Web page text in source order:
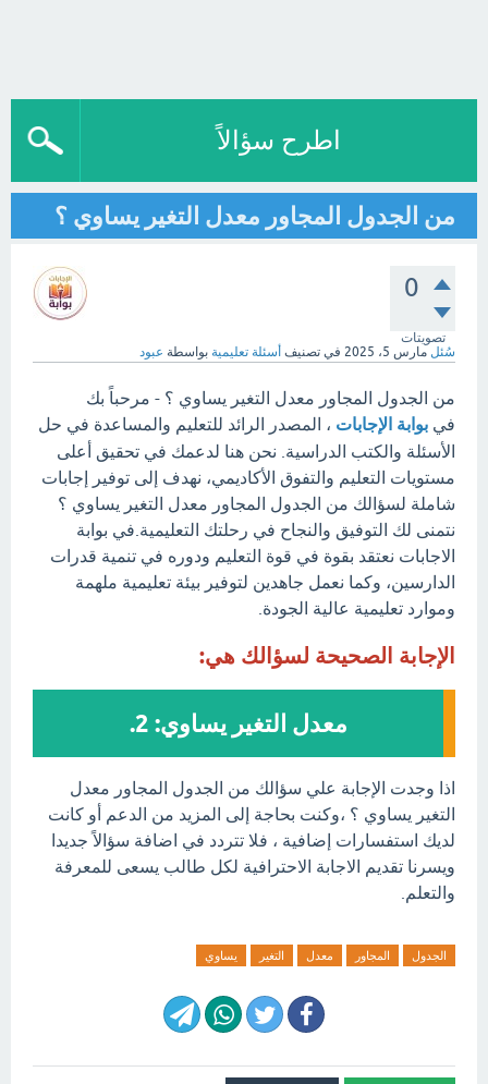
اطرح سؤالاً
من الجدول المجاور معدل التغير يساوي ؟
0
تصويتات
سُئل مارس 5، 2025 في تصنيف أسئلة تعليمية بواسطة عبود
من الجدول المجاور معدل التغير يساوي ؟ - مرحباً بك
في بوابة الإجابات ، المصدر الرائد للتعليم والمساعدة في حل
الأسئلة والكتب الدراسية. نحن هنا لدعمك في تحقيق أعلى
مستويات التعليم والتفوق الأكاديمي، نهدف إلى توفير إجابات
شاملة لسؤالك من الجدول المجاور معدل التغير يساوي ؟
نتمنى لك التوفيق والنجاح في رحلتك التعليمية.في بوابة
الاجابات نعتقد بقوة في قوة التعليم ودوره في تنمية قدرات
الدارسين، وكما نعمل جاهدين لتوفير بيئة تعليمية ملهمة
وموارد تعليمية عالية الجودة.
الإجابة الصحيحة لسؤالك هي:
معدل التغير يساوي: 2.
اذا وجدت الإجابة علي سؤالك من الجدول المجاور معدل
التغير يساوي ؟ ،وكنت بحاجة إلى المزيد من الدعم أو كانت
لديك استفسارات إضافية ، فلا تتردد في اضافة سؤالاً جديدا
ويسرنا تقديم الاجابة الاحترافية لكل طالب يسعى للمعرفة
والتعلم.
الجدول المجاور معدل التغير يساوي